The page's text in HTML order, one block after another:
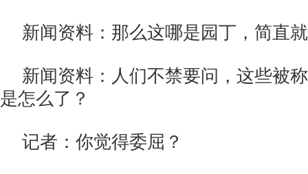
新闻资料：那么这哪是园丁，简直
新闻资料：人们不禁要问，这些被
是怎么了？
记者：你觉得委屈？